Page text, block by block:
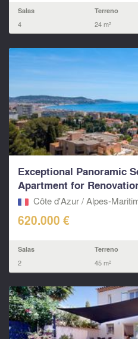
Salas
4
Terreno
24 m²
Exceptional Panoramic
Apartment for
Côte d'Azur / Alpes-
620.000 €
Salas
2
Terreno
45 m²